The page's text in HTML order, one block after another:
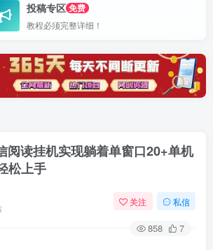
投稿专区 免费
教程必须完整详细！
阅读挂机实现躺着单窗口20+单机
松上手
关注 私信
858 7